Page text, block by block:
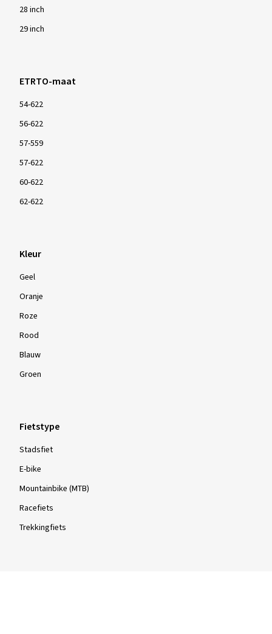
28 inch
29 inch
ETRTO-maat
54-622
56-622
57-559
57-622
60-622
62-622
Kleur
Geel
Oranje
Roze
Rood
Blauw
Groen
Fietstype
Stadsfiet
E-bike
Mountainbike (MTB)
Racefiets
Trekkingfiets